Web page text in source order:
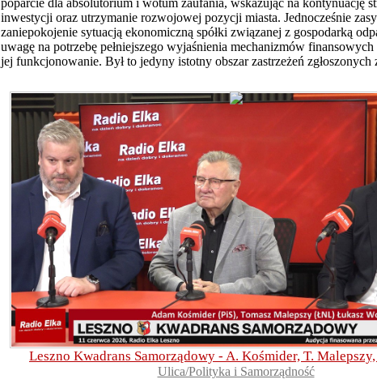
poparcie dla absolutorium i wotum zaufania, wskazując na kontynuację
inwestycji oraz utrzymanie rozwojowej pozycji miasta. Jednocześnie
zaniepokojenie sytuacją ekonomiczną spółki związanej z gospodarką
uwagę na potrzebę pełniejszego wyjaśnienia mechanizmów
jej funkcjonowanie. Był to jedyny istotny obszar zastrzeżeń zgłoszonych
Leszno Kwadrans Samorządowy - A. Kośmider, T.
Ulica/Polityka i Samorządność